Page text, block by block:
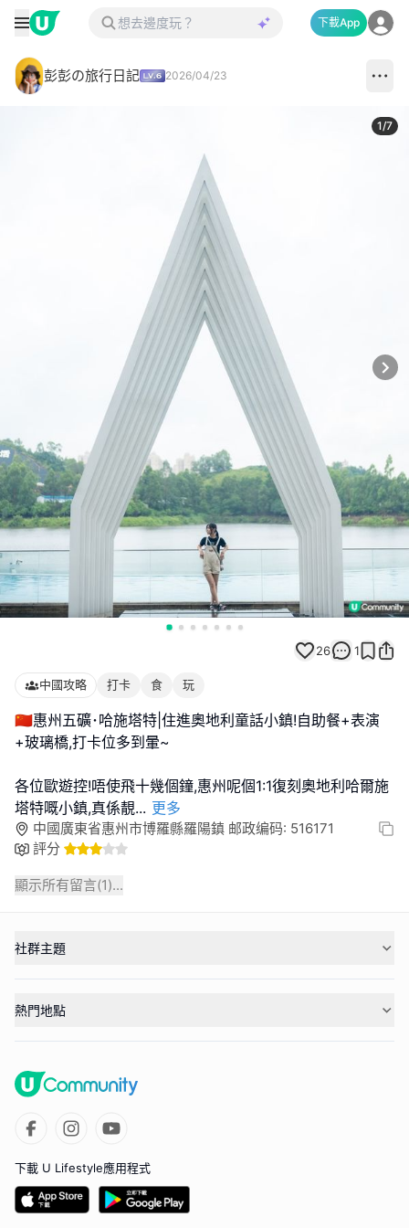
下載App
彭彭の旅行日記 2026/04/23
1/7
26 1
中國攻略 打卡 食 玩
🇨🇳惠州五礦･哈施塔特|住進奧地利童話小鎮!自助餐+表演
+玻璃橋,打卡位多到暈~
各位歐遊控!唔使飛十幾個鐘,惠州呢個1:1復刻奧地利哈爾施
塔特嘅小鎮,真係靚... 更多
中國廣東省惠州市博羅縣羅陽鎮 邮政编码: 516171
評分
顯示所有留言(1)...
社群主題
熱門地點
下載 U Lifestyle應用程式